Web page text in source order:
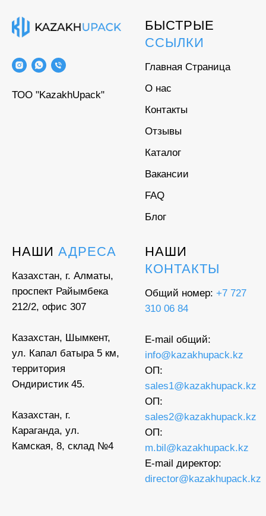
ТОО "KazakhUpack"
БЫСТРЫЕ
ССЫЛКИ
Главная Страница
О нас
Контакты
Отзывы
Каталог
Вакансии
FAQ
Блог
НАШИ АДРЕСА
Казахстан, г. Алматы,
проспект Райымбека
212/2, офис 307
Казахстан, Шымкент,
ул. Капал батыра 5 км,
территория
Ондиристик 45.
Казахстан, г.
Караганда, ул.
Камская, 8, склад №4
НАШИ
КОНТАКТЫ
Общий номер: +7 727
310 06 84
E-mail общий:
info@kazakhupack.kz
ОП:
sales1@kazakhupack.kz
ОП:
sales2@kazakhupack.kz
ОП:
m.bil@kazakhupack.kz
E-mail директор:
director@kazakhupack.kz